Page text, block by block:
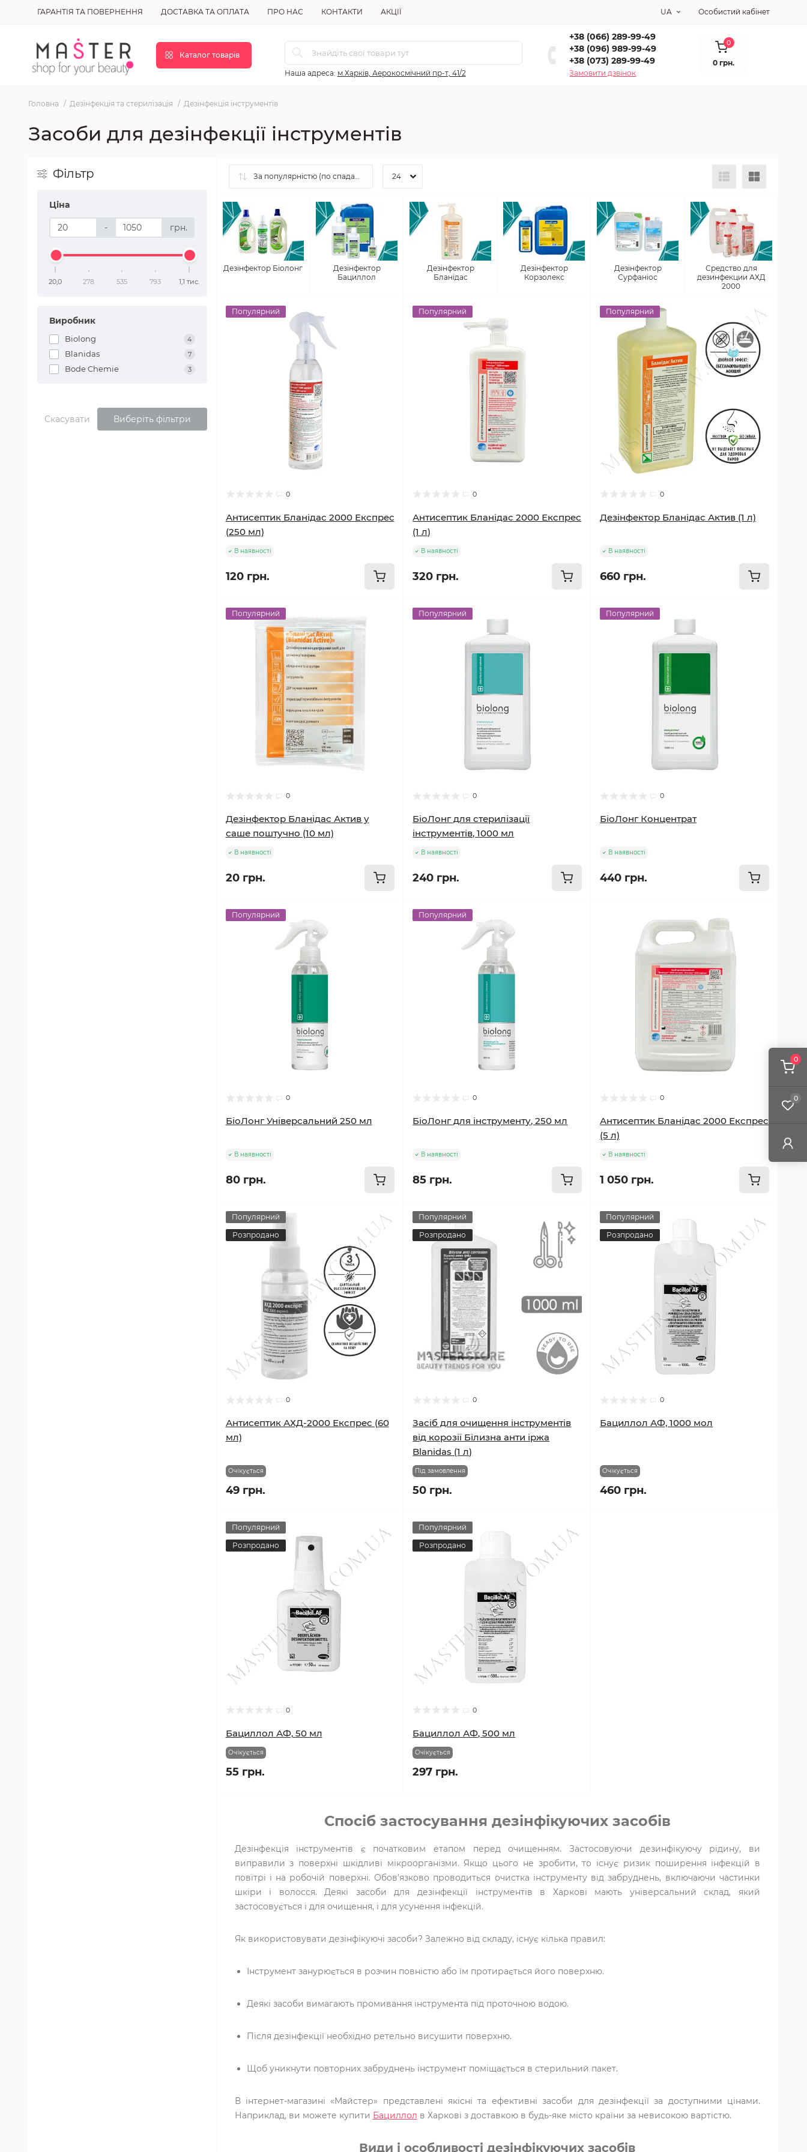
0
0
ГАРАНТІЯ ТА ПОВЕРНЕННЯ ДОСТАВКА ТА ОПЛАТА ПРО НАС КОНТАКТИ АКЦІЇ UA Особистий кабінет
Каталог товарів
Наша адреса: м.Харків, Аерокосмічний пр-т, 41/2
+38 (066) 289-99-49
+38 (096) 989-99-49
+38 (073) 289-99-49
Замовити дзвінок
0
0 грн.
Головна Дезінфекція та стерилізація Дезінфекція інструментів
Засоби для дезінфекції інструментів
Фільтр
Ціна
- грн.
20,0 278 535 793 1,1 тис.
Виробник
Biolong 4
Blanidas 7
Bode Chemie 3
Скасувати Виберіть фільтри
Дезінфектор Біолонг
Дезінфектор
Бациллол
Дезінфектор
Бланідас
Дезінфектор
Корзолекс
Дезінфектор
Сурфаніос
Средство для
дезинфекции АХД
2000
Популярний
0
Антисептик Бланідас 2000 Експрес
(250 мл)
В наявності
120 грн.
Популярний
0
Антисептик Бланідас 2000 Експрес
(1 л)
В наявності
320 грн.
Популярний
0
Дезінфектор Бланідас Актив (1 л)
В наявності
660 грн.
Популярний
0
Дезінфектор Бланідас Актив у
саше поштучно (10 мл)
В наявності
20 грн.
Популярний
0
БіоЛонг для стерилізації
інструментів, 1000 мл
В наявності
240 грн.
Популярний
0
БіоЛонг Концентрат
В наявності
440 грн.
Популярний
0
БіоЛонг Універсальний 250 мл
В наявності
80 грн.
Популярний
0
БіоЛонг для інструменту, 250 мл
В наявності
85 грн.
0
Антисептик Бланідас 2000 Експрес
(5 л)
В наявності
1 050 грн.
Популярний
Розпродано
0
Антисептик АХД-2000 Експрес (60
мл)
Очікується
49 грн.
Популярний
Розпродано
0
Засіб для очищення інструментів
від корозії Білизна анти іржа
Blanidas (1 л)
Під замовлення
50 грн.
Популярний
Розпродано
0
Бациллол АФ, 1000 мол
Очікується
460 грн.
Популярний
Розпродано
0
Бациллол АФ, 50 мл
Очікується
55 грн.
Популярний
Розпродано
0
Бациллол АФ, 500 мл
Очікується
297 грн.
Спосіб застосування дезінфікуючих засобів
Дезінфекція інструментів є початковим етапом перед очищенням. Застосовуючи дезинфікуючу рідину, ви
виправили з поверхні шкідливі мікроорганізми. Якщо цього не зробити, то існує ризик поширення інфекцій в
повітрі і на робочій поверхні. Обов'язково проводиться очистка інструменту від забруднень, включаючи частинки
шкіри і волосся. Деякі засоби для дезінфекції інструментів в Харкові мають універсальний склад, який
застосовується і для очищення, і для усунення інфекцій.
Як використовувати дезінфікуючі засоби? Залежно від складу, існує кілька правил:
Інструмент занурюється в розчин повністю або їм протирається його поверхню.
Деякі засоби вимагають промивання інструмента під проточною водою.
Після дезінфекції необхідно ретельно висушити поверхню.
Щоб уникнути повторних забруднень інструмент поміщається в стерильний пакет.
В інтернет-магазині «Майстер» представлені якісні та ефективні засоби для дезінфекції за доступними цінами.
Наприклад, ви можете купити Бациллол в Харкові з доставкою в будь-яке місто країни за невисокою вартістю.
Види і особливості дезінфікуючих засобів